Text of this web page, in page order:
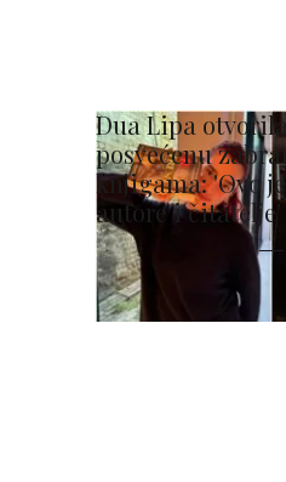
Dua Lipa
posvećenu
knjigama: 'Ovo
autore i čitatelje'